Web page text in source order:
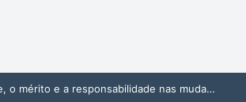
A naturalidade, o mérito e a responsabilidade nas mudanças na Administração Pública